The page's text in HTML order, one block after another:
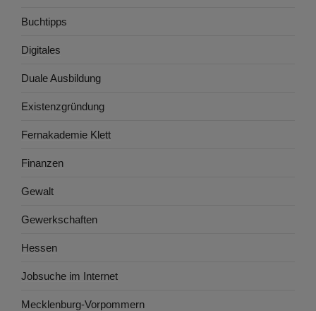
Buchtipps
Digitales
Duale Ausbildung
Existenzgründung
Fernakademie Klett
Finanzen
Gewalt
Gewerkschaften
Hessen
Jobsuche im Internet
Mecklenburg-Vorpommern